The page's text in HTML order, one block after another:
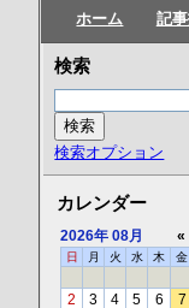
ホーム 記
検索
検索オプション
カレンダー
2026年 08月 «
日 月 火 水 木 金
2
3 4 5 6 7